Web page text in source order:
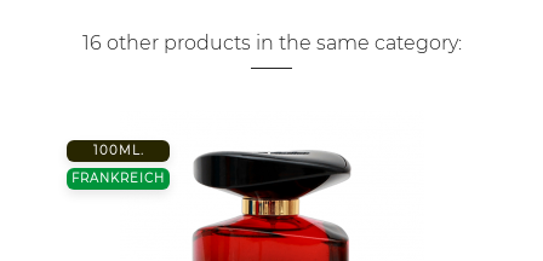
16 other products in the same category:
100ML.
FRANKREICH